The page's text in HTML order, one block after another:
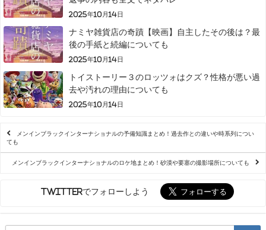
2025年10月14日
ナミヤ雑貨店の奇蹟【映画】自主したその後は？最
後の手紙と続編についても
2025年10月14日
トイストーリー３のロッツォはクズ？性格が悪い過
去や汚れの理由についても
2025年10月14日
メンインブラックインターナショナルの予備知識まとめ！過去作との違いや時系列につい
ても
メンインブラックインターナショナルのロケ地まとめ！砂漠や要塞の撮影場所についても
Twitterでフォローしよう